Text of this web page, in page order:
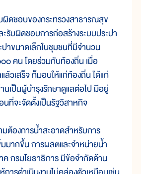
ชอบของกระทรวงสาธารณสุข
รับผิดชอบการก่อสร้างระบบประปา
าขนาดเล็กในชุมชนที่มีจำนวน
๐ คน โดยร่วมกับท้องถิ่น เมื่อ
ล้วเสร็จ ก็มอบให้แก่ท้องถิ่น ได้แก่
เป็นผู้บำรุงรักษาดูแลต่อไป มีอยู่
ที่จะจัดตั้งเป็นรัฐวิสาหกิจ
งการน้ำสะอาดสำหรับการ
มากขึ้น การผลิตและจำหน่ายน้ำ
ค กรมโยธาธิการ มีข้อจำกัดด้าน